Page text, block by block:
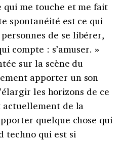
me touche et me fait
spontanéité est ce qui
de se libérer,
compte : s’amuser. »
sur la scène du
apporter un son
les horizons de ce
actuellement de la
quelque chose qui
techno qui est si